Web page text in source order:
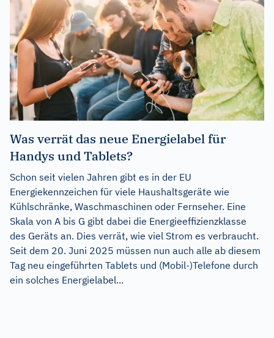
Was verrät das neue Energielabel für
Handys und Tablets?
Schon seit vielen Jahren gibt es in der EU
Energiekennzeichen für viele Haushaltsgeräte wie
Kühlschränke, Waschmaschinen oder Fernseher. Eine
Skala von A bis G gibt dabei die Energieeffizienzklasse
des Geräts an. Dies verrät, wie viel Strom es verbraucht.
Seit dem 20. Juni 2025 müssen nun auch alle ab diesem
Tag neu eingeführten Tablets und (Mobil-)Telefone durch
ein solches Energielabel...